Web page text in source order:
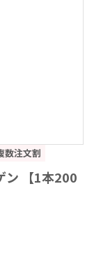
数注文割
ン 【1本200